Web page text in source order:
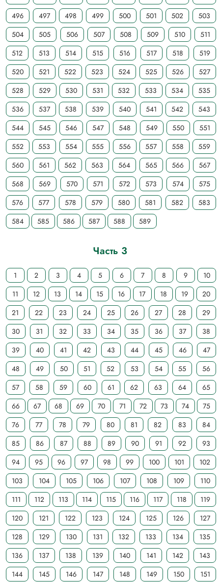
496
497 498 499 500 501 502
503
504
505 506 507 508 509 510
511
512
513 514 515 516 517 518
519
520
521 522 523 524 525 526
527
528
529 530 531 532 533 534
535
536
537 538 539 540 541 542
543
544
545 546 547 548 549 550
551
552
553 554 555 556 557 558
559
560
561 562 563 564 565 566
567
568
569 570 571 572 573 574
575
576
577 578 579 580 581 582
583
584
585 586 587 588 589
Часть 3
1 2 3 4 5 6 7 8 9
10
11
12 13 14 15 16 17 18 19
20
21
22 23 24 25 26 27 28
29
30
31 32 33 34 35 36 37
38
39
40 41 42 43 44 45 46
47
48
49 50 51 52 53 54 55
56
57
58 59 60 61 62 63 64
65
66
67 68 69 70 71 72 73 74
75
76
77 78 79 80 81 82 83
84
85
86 87 88 89 90 91 92
93
94
95 96 97 98 99 100 101
102
103
104 105 106 107 108 109
110
111
112 113 114 115 116 117 118
119
120
121 122 123 124 125 126
127
128
129 130 131 132 133 134
135
136
137 138 139 140 141 142
143
144
145 146 147 148 149 150
151